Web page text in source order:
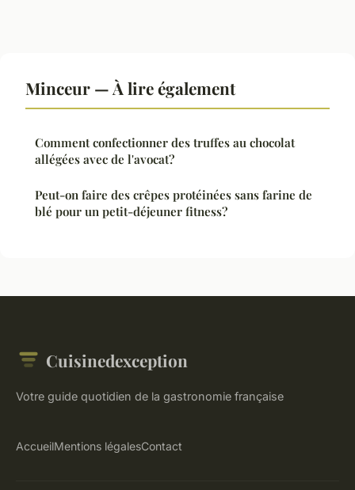
Minceur — À lire également
Comment confectionner des truffes au chocolat
allégées avec de l'avocat?
Peut-on faire des crêpes protéinées sans farine de
blé pour un petit-déjeuner fitness?
Cuisinedexception
Votre guide quotidien de la gastronomie française
AccueilMentions légalesContact